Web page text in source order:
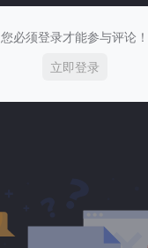
您必须登录才能参与评论！
立即登录